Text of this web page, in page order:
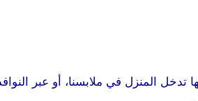
تدخل المنزل في ملابسنا، أو عبر